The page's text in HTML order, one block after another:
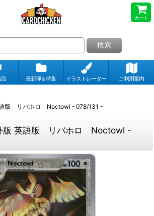
カート
検索
品 最新弾＆特集 イラストレーター ご利用案内
版 リバホロ Noctowl - 078/131 -
版 英語版 リバホロ Noctowl -